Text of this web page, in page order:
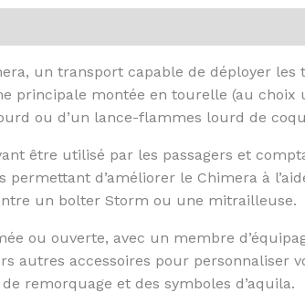
un transport capable de déployer les
principale montée en tourelle (au
ou d’un lance-flammes lourd de
être utilisé par les passagers et
d’améliorer le Chimera à
un bolter Storm ou une mitrailleuse.
ou ouverte, avec un membre
autres accessoires pour personnaliser
remorquage et des symboles d’aquila.